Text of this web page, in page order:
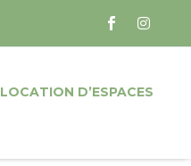
LOCATION D’ESPACES